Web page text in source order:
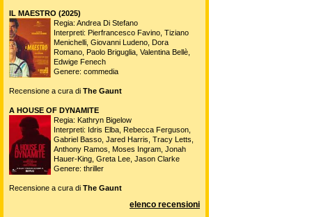
IL MAESTRO (2025)
Regia: Andrea Di Stefano
Interpreti: Pierfrancesco Favino, Tiziano
Menichelli, Giovanni Ludeno, Dora
Romano, Paolo Briguglia, Valentina Bellè,
Edwige Fenech
Genere: commedia
Recensione a cura di The Gaunt
A HOUSE OF DYNAMITE
Regia: Kathryn Bigelow
Interpreti: Idris Elba, Rebecca Ferguson,
Gabriel Basso, Jared Harris, Tracy Letts,
Anthony Ramos, Moses Ingram, Jonah
Hauer-King, Greta Lee, Jason Clarke
Genere: thriller
Recensione a cura di The Gaunt
elenco recensioni